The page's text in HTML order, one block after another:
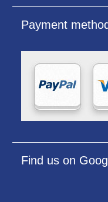
Payment method
Find us on